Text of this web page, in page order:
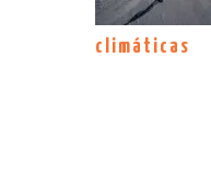
climáticas